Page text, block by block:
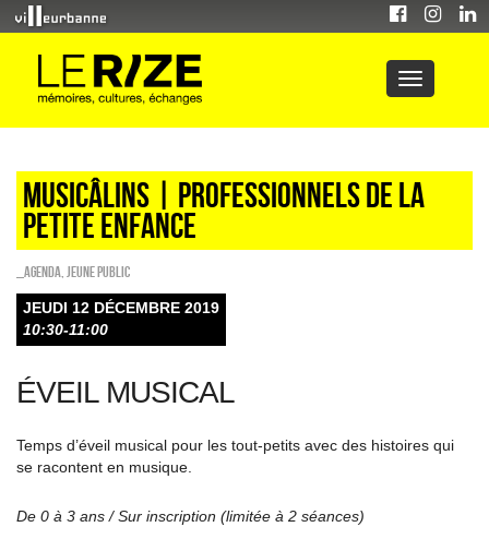
Musicâlins | professionnels de la
petite enfance
_Agenda Jeune public
JEUDI 12 DÉCEMBRE 2019
10:30-11:00
ÉVEIL MUSICAL
Temps d’éveil musical pour les tout-petits avec des histoires qui
se racontent en musique.
De 0 à 3 ans /Sur inscription (limitée à 2 séances)